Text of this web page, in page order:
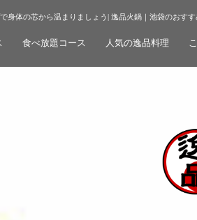
身体の芯から温まりましょう| 逸品火鍋｜池袋のおす
食べ放題コース 人気の逸品料理